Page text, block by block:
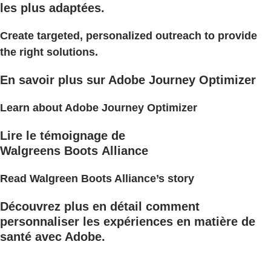
les plus adaptées.
Create targeted, personalized outreach to provide
the right solutions.
En savoir plus sur Adobe Journey Optimizer
Learn about Adobe Journey Optimizer
Lire le témoignage de
Walgreens Boots Alliance
Read Walgreen Boots Alliance’s story
Découvrez plus en détail comment
personnaliser les expériences en matière de
santé avec Adobe.